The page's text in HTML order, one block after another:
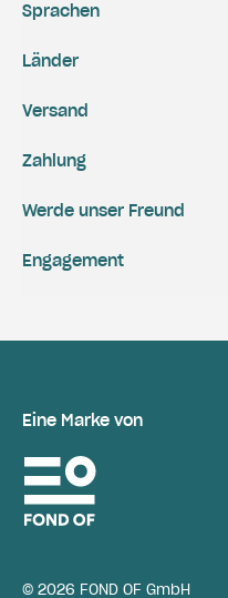
Versand
Zahlung
Engagement
Werde unser Freund
Sprachen
Länder
Eine Marke von
© 2026 FOND OF GmbH